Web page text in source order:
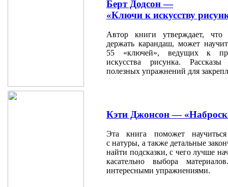
Берт Додсон —
«Ключи к искусству
Автор книги утверждает,
держать карандаш, может
55 «ключей», ведущих к
искусства рисунка.
полезных упражнений для
Кэти Джонсон —
Эта книга поможет
с натуры, а также детальные
найти подсказки, с чего лучше
касательно выбора
интересными упражнениями.